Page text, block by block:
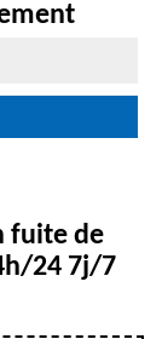
fuite de
24 7j/7